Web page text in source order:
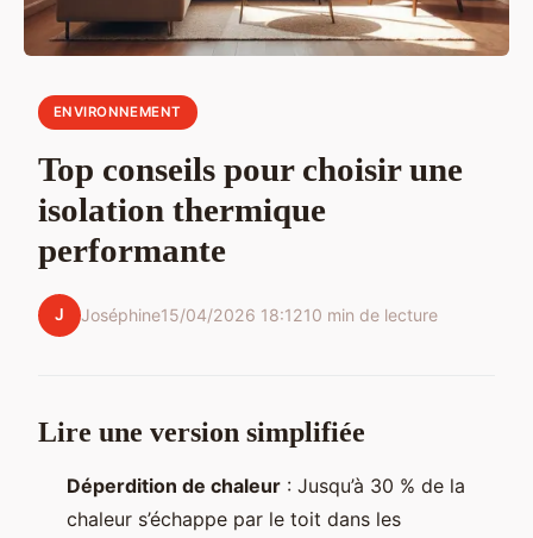
ENVIRONNEMENT
Top conseils pour choisir une
isolation thermique
performante
J Joséphine15/04/2026 18:1210 min de lecture
Lire une version simplifiée
Déperdition de chaleur : Jusqu’à 30 % de la
chaleur s’échappe par le toit dans les